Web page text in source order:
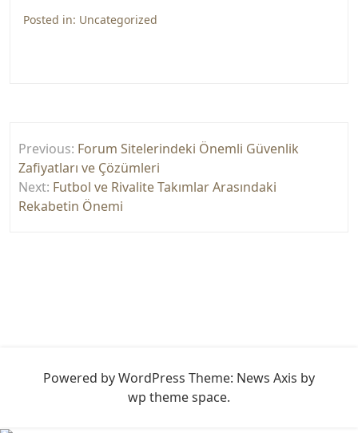
Posted in: Uncategorized
gezinmesi
Previous: Forum Sitelerindeki Önemli Güvenlik
Zafiyatları ve Çözümleri
Next: Futbol ve Rivalite Takımlar Arasındaki
Rekabetin Önemi
Powered by WordPress Theme: News Axis by
wp theme space.